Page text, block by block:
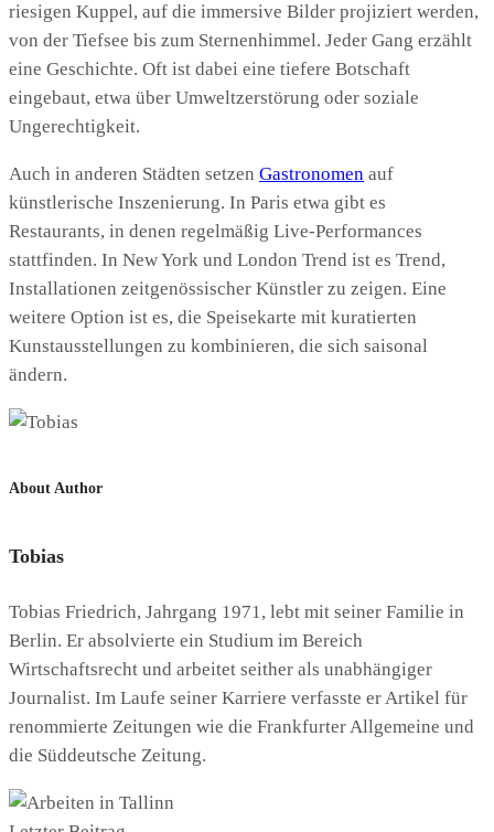
riesigen Kuppel, auf die immersive Bilder projiziert werden,
von der Tiefsee bis zum Sternenhimmel. Jeder Gang erzählt
eine Geschichte. Oft ist dabei eine tiefere Botschaft
eingebaut, etwa über Umweltzerstörung oder soziale
Ungerechtigkeit.
Auch in anderen Städten setzen Gastronomen auf
künstlerische Inszenierung. In Paris etwa gibt es
Restaurants, in denen regelmäßig Live-Performances
stattfinden. In New York und London Trend ist es Trend,
Installationen zeitgenössischer Künstler zu zeigen. Eine
weitere Option ist es, die Speisekarte mit kuratierten
Kunstausstellungen zu kombinieren, die sich saisonal
ändern.
About Author
Tobias
Tobias Friedrich, Jahrgang 1971, lebt mit seiner Familie in
Berlin. Er absolvierte ein Studium im Bereich
Wirtschaftsrecht und arbeitet seither als unabhängiger
Journalist. Im Laufe seiner Karriere verfasste er Artikel für
renommierte Zeitungen wie die Frankfurter Allgemeine und
die Süddeutsche Zeitung.